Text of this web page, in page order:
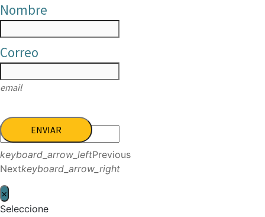
Nombre
Correo
email
ENVIAR
keyboard_arrow_leftPrevious
Nextkeyboard_arrow_right
×
Seleccione